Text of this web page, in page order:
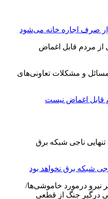
و مشکلات تعاونی‌های
قابل اغماض نیست
شبکه برق نخواهد بود